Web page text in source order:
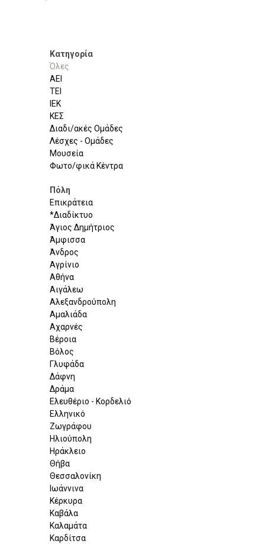
Κατηγορία
Όλες
ΑΕΙ
ΤΕΙ
ΙΕΚ
ΚΕΣ
Διαδι/ακές Ομάδες
Λέσχες - Ομάδες
Μουσεία
Φωτο/φικά Κέντρα
Πόλη
Επικράτεια
*Διαδίκτυο
Άγιος Δημήτριος
Άμφισσα
Άνδρος
Αγρίνιο
Αθήνα
Αιγάλεω
Αλεξανδρούπολη
Αμαλιάδα
Αχαρνές
Βέροια
Βόλος
Γλυφάδα
Δάφνη
Δράμα
Ελευθέριο - Κορδελιό
Ελληνικό
Ζωγράφου
Ηλιούπολη
Ηράκλειο
Θήβα
Θεσσαλονίκη
Ιωάννινα
Κέρκυρα
Καβάλα
Καλαμάτα
Καρδίτσα